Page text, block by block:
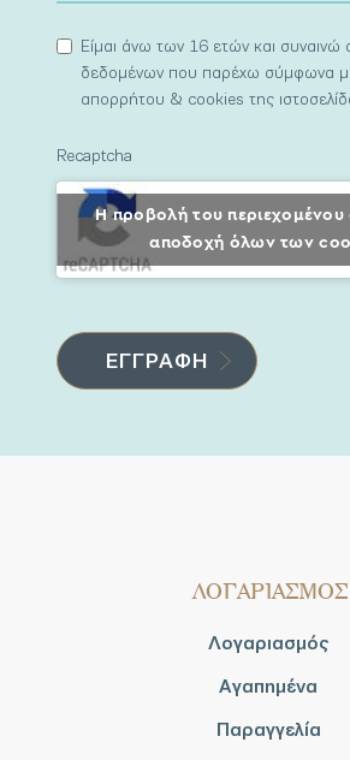
Είμαι άνω των 16 ετών και
δεδομένων που παρέχω σύμφωνα με
απορρήτου & cookies της
Recaptcha
Η προβολή του περιεχομένου
αποδοχή όλων των
ΛΟΓΑΡΙΑΣΜΟΣ
Λογαριασμός
Αγαπημένα
Παραγγελία